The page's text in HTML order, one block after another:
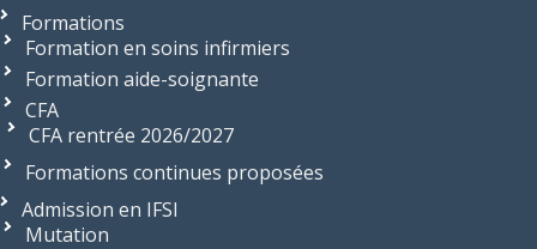
Formations
Formation en soins infirmiers
Formation aide-soignante
CFA
CFA rentrée 2026/2027
Formations continues proposées
Admission en IFSI
Mutation